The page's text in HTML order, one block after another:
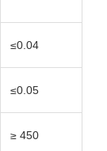
≤0.04
≤0.05
≥ 450